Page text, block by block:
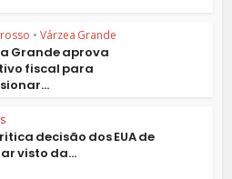
• Várzea Grande
Grande aprova
fiscal para
decisão dos EUA de
visto da...